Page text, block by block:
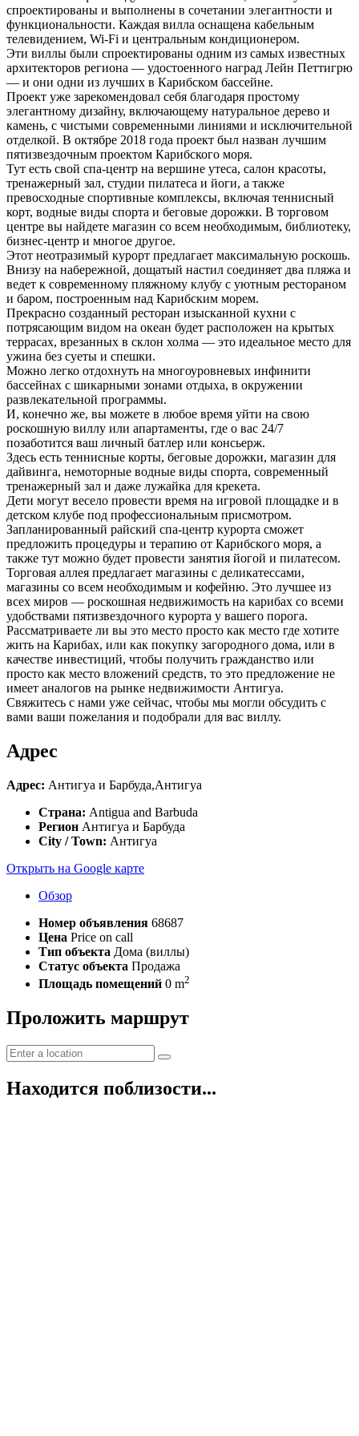
спроектированы и выполнены в сочетании элегантности и
функциональности. Каждая вилла оснащена кабельным
телевидением, Wi-Fi и центральным кондиционером.
Эти виллы были спроектированы одним из самых известных
архитекторов региона — удостоенного наград Лейн Петтигрю
— и они одни из лучших в Карибском бассейне.
Проект уже зарекомендовал себя благодаря простому
элегантному дизайну, включающему натуральное дерево и
камень, с чистыми современными линиями и исключительной
отделкой. В октябре 2018 года проект был назван лучшим
пятизвездочным проектом Карибского моря.
Тут есть свой спа-центр на вершине утеса, салон красоты,
тренажерный зал, студии пилатеса и йоги, а также
превосходные спортивные комплексы, включая теннисный
корт, водные виды спорта и беговые дорожки. В торговом
центре вы найдете магазин со всем необходимым, библиотеку,
бизнес-центр и многое другое.
Этот неотразимый курорт предлагает максимальную роскошь.
Внизу на набережной, дощатый настил соединяет два пляжа и
ведет к современному пляжному клубу с уютным рестораном
и баром, построенным над Карибским морем.
Прекрасно созданный ресторан изысканной кухни с
потрясающим видом на океан будет расположен на крытых
террасах, врезанных в склон холма — это идеальное место для
ужина без суеты и спешки.
Можно легко отдохнуть на многоуровневых инфинити
бассейнах с шикарными зонами отдыха, в окружении
развлекательной программы.
И, конечно же, вы можете в любое время уйти на свою
роскошную виллу или апартаменты, где о вас 24/7
позаботится ваш личный батлер или консьерж.
Здесь есть теннисные корты, беговые дорожки, магазин для
дайвинга, немоторные водные виды спорта, современный
тренажерный зал и даже лужайка для крекета.
Дети могут весело провести время на игровой площадке и в
детском клубе под профессиональным присмотром.
Запланированный райский спа-центр курорта сможет
предложить процедуры и терапию от Карибского моря, а
также тут можно будет провести занятия йогой и пилатесом.
Торговая аллея предлагает магазины с деликатессами,
магазины со всем необходимым и кофейню. Это лучшее из
всех миров — роскошная недвижимость на карибах со всеми
удобствами пятизвездочного курорта у вашего порога.
Рассматриваете ли вы это место просто как место где хотите
жить на Карибах, или как покупку загородного дома, или в
качестве инвестиций, чтобы получить гражданство или
просто как место вложений средств, то это предложение не
имеет аналогов на рынке недвижимости Антигуа.
Свяжитесь с нами уже сейчас, чтобы мы могли обсудить с
вами ваши пожелания и подобрали для вас виллу.
Адрес
Адрес: Антигуа и Барбуда,Антигуа
Страна: Antigua and Barbuda
Регион Антигуа и Барбуда
City / Town: Антигуа
Открыть на Google карте
Обзор
Номер объявления 68687
Цена Price on call
Тип объекта Дома (виллы)
Статус объекта Продажа
Площадь помещений 0 m2
Проложить маршрут
Находится поблизости...